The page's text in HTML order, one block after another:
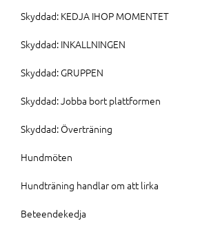
Skyddad: KEDJA IHOP MOMENTET
Skyddad: INKALLNINGEN
Skyddad: GRUPPEN
Skyddad: Jobba bort plattformen
Skyddad: Överträning
Hundmöten
Hundträning handlar om att lirka
Beteendekedja